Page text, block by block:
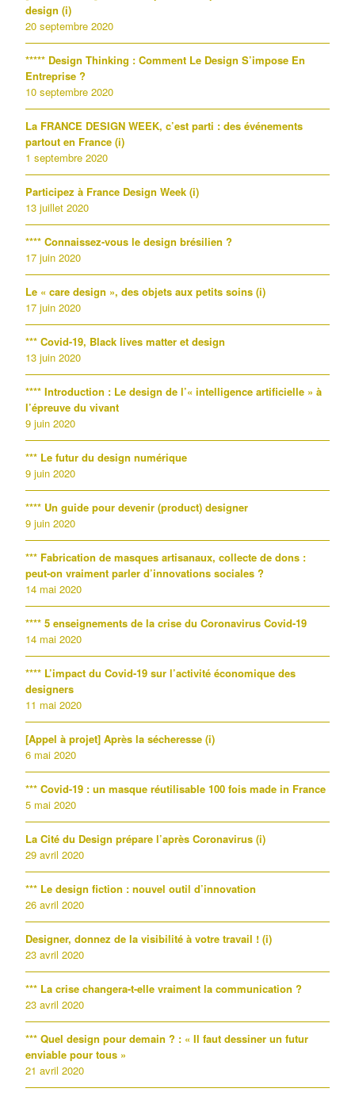
design (i)
20 septembre 2020
***** Design Thinking : Comment Le Design S’impose En
Entreprise ?
10 septembre 2020
La FRANCE DESIGN WEEK, c’est parti : des événements
partout en France (i)
1 septembre 2020
Participez à France Design Week (i)
13 juillet 2020
**** Connaissez-vous le design brésilien ?
17 juin 2020
Le « care design », des objets aux petits soins (i)
17 juin 2020
*** Covid-19, Black lives matter et design
13 juin 2020
**** Introduction : Le design de l’« intelligence artificielle » à
l’épreuve du vivant
9 juin 2020
*** Le futur du design numérique
9 juin 2020
**** Un guide pour devenir (product) designer
9 juin 2020
*** Fabrication de masques artisanaux, collecte de dons :
peut-on vraiment parler d’innovations sociales ?
14 mai 2020
**** 5 enseignements de la crise du Coronavirus Covid-19
14 mai 2020
**** L’impact du Covid-19 sur l’activité économique des
designers
11 mai 2020
[Appel à projet] Après la sécheresse (i)
6 mai 2020
*** Covid-19 : un masque réutilisable 100 fois made in France
5 mai 2020
La Cité du Design prépare l’après Coronavirus (i)
29 avril 2020
*** Le design fiction : nouvel outil d’innovation
26 avril 2020
Designer, donnez de la visibilité à votre travail ! (i)
23 avril 2020
*** La crise changera-t-elle vraiment la communication ?
23 avril 2020
*** Quel design pour demain ? : « Il faut dessiner un futur
enviable pour tous »
21 avril 2020